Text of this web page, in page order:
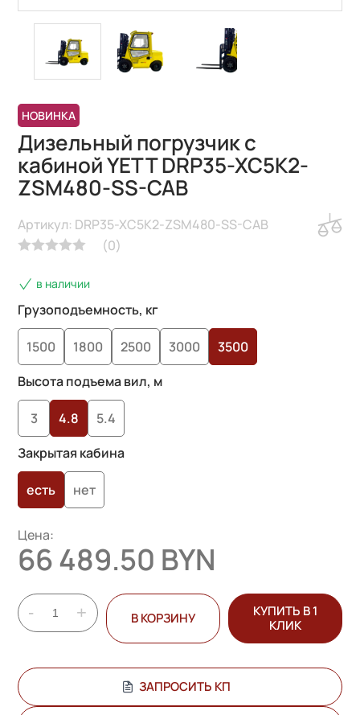
НОВИНКА
Дизельный погрузчик с
кабиной YETT DRP35-XC5K2-
ZSM480-SS-CAB
(0)
Артикул: DRP35-XC5K2-ZSM480-SS-CAB
в наличии
Грузоподъемность, кг
1500 1800 2500 3000
3500
Высота подъема вил, м
3 4.8
5.4
Закрытая кабина
есть нет
Цена:
66 489.50 BYN
- + В КОРЗИНУ
КУПИТЬ В 1
КЛИК
ЗАПРОСИТЬ КП